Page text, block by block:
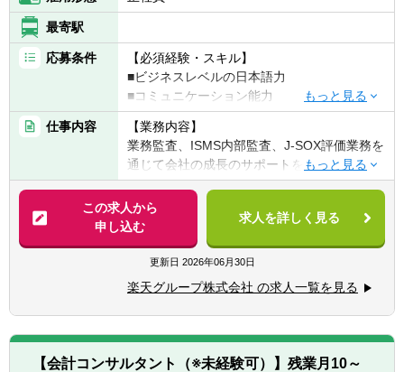
・コントロール環境を改善するための設計を
ロールコンサルティングサービスを提供
■J-SOX年次評価：
・文書化されたコントロールの設計および運
用の有効性を評価することにより、JSOX年
次評価を促進
■外部監査人との調整：
・監査関連事項について外部監査人およびビ
ジネスプロセスオーナーと調整
■プロジェクトおよびイニシアチブ：
は関連会社のプロジェクトおよびイニシアチ
最寄駅
応募条件
【必須経験・スキル】
■ビジネスレベルの日本語力
■コミュニケーション能力
▽加えて、以下のいずれかのご経験をお持ち
の方
■監査法人での財務諸表監査
■事業会社における内部監査
■J-SOX 内部統制評価業務
■内部統制に関するコンサルタント業務
■情報セキュリティ関連業務（ISMS）
【歓迎経験・スキル】
■CPA、CIA、CISA等、内部監査に関連する資
■上場企業における経理・決算業務の経験（3
年以上）
仕事内容
【業務内容】
業務監査、ISMS内部監査、J-SOX評価業務を
通じて会社の成長のサポートを実施するとと
もに、安心してアクセルを踏める環境を整備
していきます。経営層をはじめ幅広いレイヤ
ーの方々とコミュニケーションを取りながら
業務を進めていただきます。
【具体的には】
■事業、組織別監査
■J-SOX評価
■コーポレート監査
■ISMS監査業務
この求人から
申し込む
求人を詳しく見る
更新日 2026年06月30日
楽天グループ株式会社 の求人一覧を見る
【会計コンサルタント（※未経験可）】残業月10～